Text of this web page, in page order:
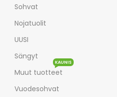
Sohvat
Nojatuolit
UUSI
Sängyt
Muut tuotteet
KAUNIS
Vuodesohvat